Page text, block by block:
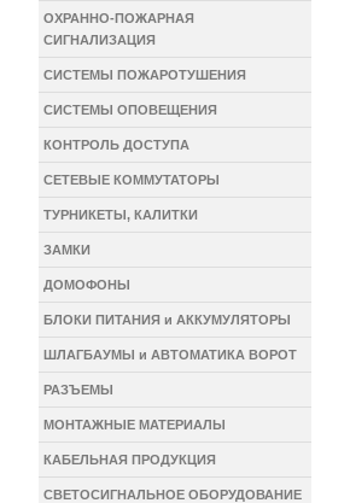
ОХРАННО-ПОЖАРНАЯ
СИГНАЛИЗАЦИЯ
СИСТЕМЫ ПОЖАРОТУШЕНИЯ
СИСТЕМЫ ОПОВЕЩЕНИЯ
КОНТРОЛЬ ДОСТУПА
СЕТЕВЫЕ КОММУТАТОРЫ
ТУРНИКЕТЫ, КАЛИТКИ
ЗАМКИ
ДОМОФОНЫ
БЛОКИ ПИТАНИЯ и АККУМУЛЯТОРЫ
ШЛАГБАУМЫ и АВТОМАТИКА ВОРОТ
РАЗЪЕМЫ
МОНТАЖНЫЕ МАТЕРИАЛЫ
КАБЕЛЬНАЯ ПРОДУКЦИЯ
СВЕТОСИГНАЛЬНОЕ ОБОРУДОВАНИЕ